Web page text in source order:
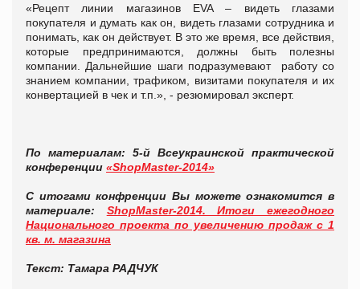
«Рецепт линии магазинов ЕVA – видеть глазами
покупателя и думать как он, видеть глазами сотрудника и
понимать, как он действует. В это же время, все действия,
которые предпринимаются, должны быть полезны
компании. Дальнейшие шаги подразумевают работу со
знанием компании, трафиком, визитами покупателя и их
конвертацией в чек и т.п.», - резюмировал эксперт.
По материалам:
5-й Всеукраинской практической
конференции «ShopMaster-2014»
С итогами конфренции Вы можете ознакомится в
материале: ShopMaster-2014. Итоги ежегодного
Национального проекта по увеличению продаж с 1
кв. м. магазина
Текст: Тамара РАДЧУК